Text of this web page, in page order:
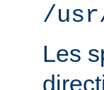
/
Les